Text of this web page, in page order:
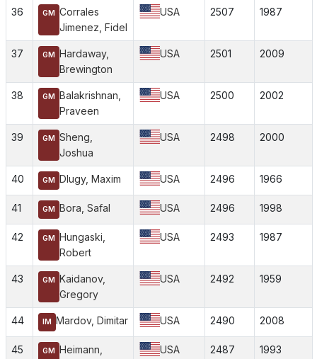
36 GM Corrales
Jimenez, Fidel
USA 2507 1987
37 GM Hardaway,
Brewington
USA 2501 2009
38 GM Balakrishnan,
Praveen
USA 2500 2002
39 GM Sheng,
Joshua
USA 2498 2000
40 GM Dlugy, Maxim USA 2496 1966
41 GM Bora, Safal USA 2496 1998
42 GM Hungaski,
Robert
USA 2493 1987
43 GM Kaidanov,
Gregory
USA 2492 1959
44 IM Mardov, Dimitar USA 2490 2008
45 GM Heimann, USA 2487 1993